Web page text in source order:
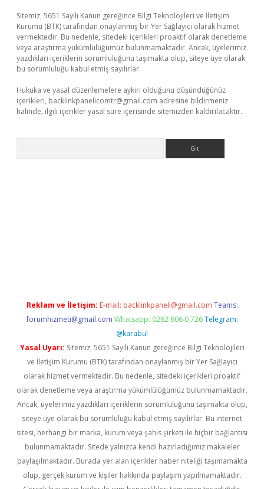
Sitemiz, 5651 Sayılı Kanun gereğince Bilgi Teknolojileri ve İletişim
Kurumu (BTK) tarafından onaylanmış bir Yer Sağlayıcı olarak hizmet
vermektedir. Bu nedenle, sitedeki içerikleri proaktif olarak denetleme
veya araştırma yükümlülüğümüz bulunmamaktadır. Ancak, üyelerimiz
yazdıkları içeriklerin sorumluluğunu taşımakta olup, siteye üye olarak
bu sorumluluğu kabul etmiş sayılırlar.
Hukuka ve yasal düzenlemelere aykırı olduğunu düşündüğünüz
içerikleri, backlinkpanelicomtr@gmail.com adresine bildirmeniz
halinde, ilgili içerikler yasal süre içerisinde sitemizden kaldırılacaktır.
Reklam ve İletişim: E-mail: backlinkpaneli@gmail.com Teams:
forumhizmeti@gmail.com Whatsapp: 0262 606 0 726 Telegram:
@karabul
Yasal Uyarı: Sitemiz, 5651 Sayılı Kanun gereğince Bilgi Teknolojileri
ve İletişim Kurumu (BTK) tarafından onaylanmış bir Yer Sağlayıcı
olarak hizmet vermektedir. Bu nedenle, sitedeki içerikleri proaktif
olarak denetleme veya araştırma yükümlülüğümüz bulunmamaktadır.
Ancak, üyelerimiz yazdıkları içeriklerin sorumluluğunu taşımakta olup,
siteye üye olarak bu sorumluluğu kabul etmiş sayılırlar. Bu internet
sitesi, herhangi bir marka, kurum veya şahıs şirketi ile hiçbir bağlantısı
bulunmamaktadır. Sitede yalnızca kendi hazırladığımız makaleler
paylaşılmaktadır. Burada yer alan içerikler haber niteliği taşımamakta
olup, gerçek kurum ve kişiler hakkında paylaşım yapılmamaktadır.